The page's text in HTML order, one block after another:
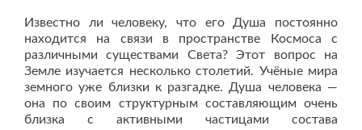
Известно ли человеку, что его Душа постоянно
находится на связи в пространстве Космоса с
различными существами Света? Этот вопрос на
Земле изучается несколько столетий. Учёные мира
земного уже близки к разгадке. Душа человека —
она по своим структурным составляющим очень
близка с активными частицами состава